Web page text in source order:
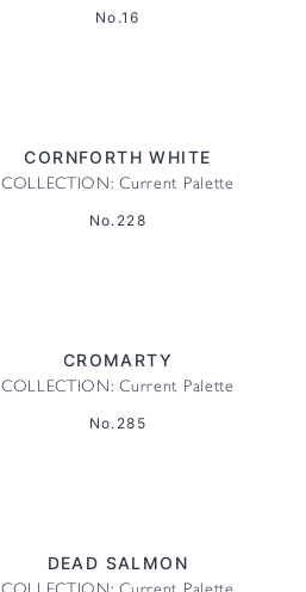
No.16
CORNFORTH WHITE
COLLECTION: Current Palette
No.228
CROMARTY
COLLECTION: Current Palette
No.285
DEAD SALMON